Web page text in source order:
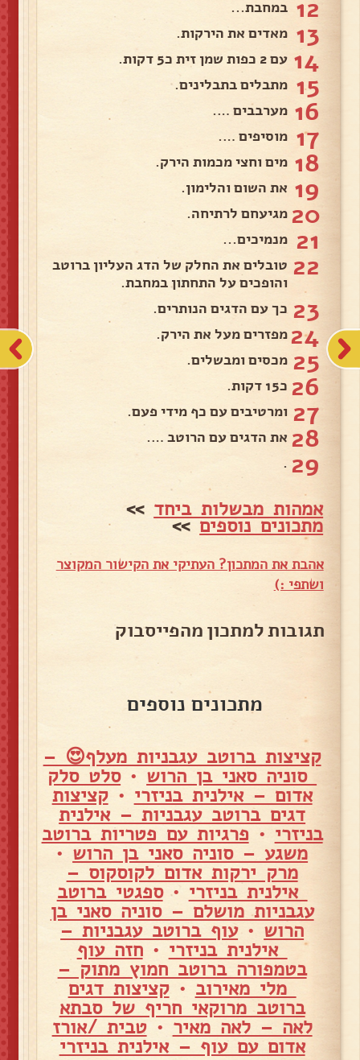
12 במחבת...
13 מאדים את הירקות.
14 עם 2 כפות שמן זית כ5 דקות.
15 מתבלים בתבלינים.
16 מערבבים ….
17 מוסיפים ….
18 מים וחצי מכמות הירק.
19 את השום והלימון.
20 מגיעחם לרתיחה.
21 מנמיכים...
22 טובלים את החלק של הדג העליון ברוטב
והופכים על התחתון במחבת.
23 כך עם הדגים הנותרים.
24מפזרים מעל את הירק.
25 מכסים ומבשלים.
26 כ15 דקות.
27 ומרטיבים עם כף מידי פעם.
28 את הדגים עם הרוטב ….
29
.
אמהות מבשלות ביחד >>
מתכונים נוספים>>
אהבת את המתכון? העתיקי את הקישור המקוצר
ושתפי :)
תגובות למתכון מהפייסבוק
מתכונים נוספים
קציצות ברוטב עגבניות מעלף😍 –
סוניה סאני בן הרוש •סלט סלק
אדום – אילנית בניזרי •קציצות
דגים ברוטב עגבניות – אילנית
בניזרי • פרגיות עם פטריות ברוטב
משגע – סוניה סאני בן הרוש •
מרק ירקות אדום לקוסקוס –
אילנית בניזרי •ספגטי ברוטב
עגבניות מושלם – סוניה סאני בן
הרוש •עוף ברוטב עגבניות –
אילנית בניזרי •חזה עוף
בטמפורה ברוטב חמוץ מתוק –
מלי מאירוב •קציצות דגים
ברוטב מרוקאי חריף של סבתא
לאה – לאה מאיר •טבית /אורז
אדום עם עוף – אילנית בניזרי